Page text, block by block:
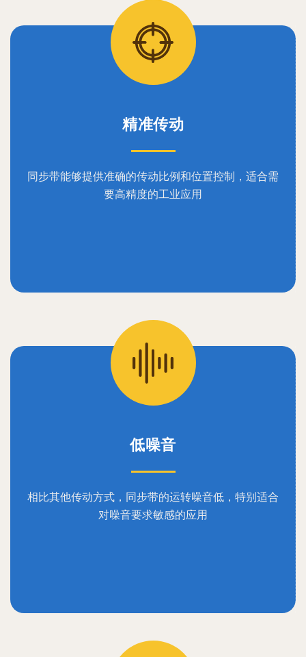
精准传动
同步带能够提供准确的传动比例和位置控制，适合需
要高精度的工业应用
低噪音
相比其他传动方式，同步带的运转噪音低，特别适合
对噪音要求敏感的应用